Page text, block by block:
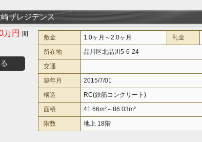
ザレジデンス
万円
敷金 1.0ヶ月～2.0ヶ月 礼金
所在地
品川区北品川5-6-24
交通
築年月
2015/7/01
構造
RC(鉄筋コンクリート)
面積
41.66m²～86.03m²
階数
地上 18階